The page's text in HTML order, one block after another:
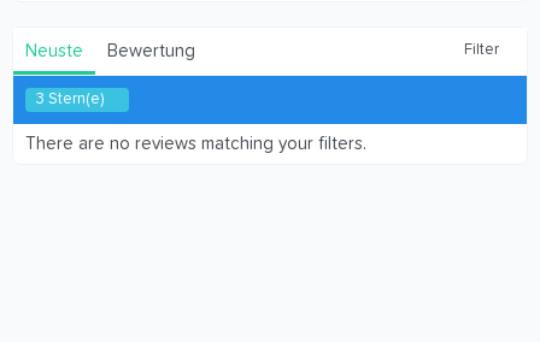
Neuste Bewertung Filter
3 Stern(e)
There are no reviews matching your filters.